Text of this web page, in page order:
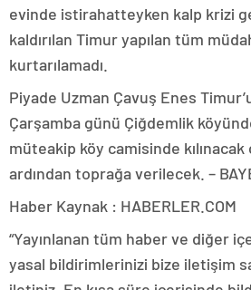
evinde istirahatteyken kalp krizi
kaldırılan Timur yapılan tüm
kurtarılamadı.
Piyade Uzman Çavuş Enes
Çarşamba günü Çiğdemlik
müteakip köy camisinde kılınacak
ardından toprağa verilecek. –
Haber Kaynak : HABERLER.COM
“Yayınlanan tüm haber ve diğer
yasal bildirimlerinizi bize iletişim